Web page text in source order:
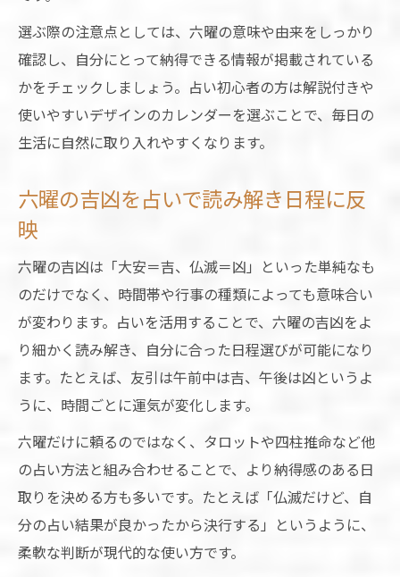
選ぶ際の注意点としては、六曜の意味や由来をしっかり
確認し、自分にとって納得できる情報が掲載されている
かをチェックしましょう。占い初心者の方は解説付きや
使いやすいデザインのカレンダーを選ぶことで、毎日の
生活に自然に取り入れやすくなります。
六曜の吉凶を占いで読み解き日程に反
映
六曜の吉凶は「大安＝吉、仏滅＝凶」といった単純なも
のだけでなく、時間帯や行事の種類によっても意味合い
が変わります。占いを活用することで、六曜の吉凶をよ
り細かく読み解き、自分に合った日程選びが可能になり
ます。たとえば、友引は午前中は吉、午後は凶というよ
うに、時間ごとに運気が変化します。
六曜だけに頼るのではなく、タロットや四柱推命など他
の占い方法と組み合わせることで、より納得感のある日
取りを決める方も多いです。たとえば「仏滅だけど、自
分の占い結果が良かったから決行する」というように、
柔軟な判断が現代的な使い方です。